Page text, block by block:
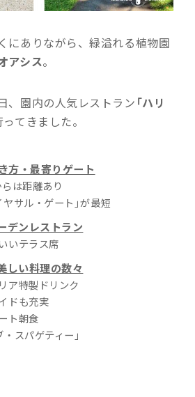
にありながら、緑溢れる植物園
アシス。
、園内の人気レストラン 「ハリ
てきました。
方・最寄りゲート
は距離あり
ヤサル・ゲート」が最短
デンレストラン
いテラス席
しい料理の数々
ア特製ドリンク
ドも充実
ト朝食
スパゲティー」